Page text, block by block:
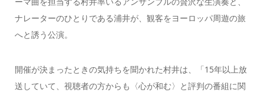
ナレーターのひとりである浦井が、観客をヨーロッパ周遊の旅
へと誘う公演。
開催が決まったときの気持ちを聞かれた村井は、「15年以上放
送していて、視聴者の方からも〈心が和む〉と評判の番組に関